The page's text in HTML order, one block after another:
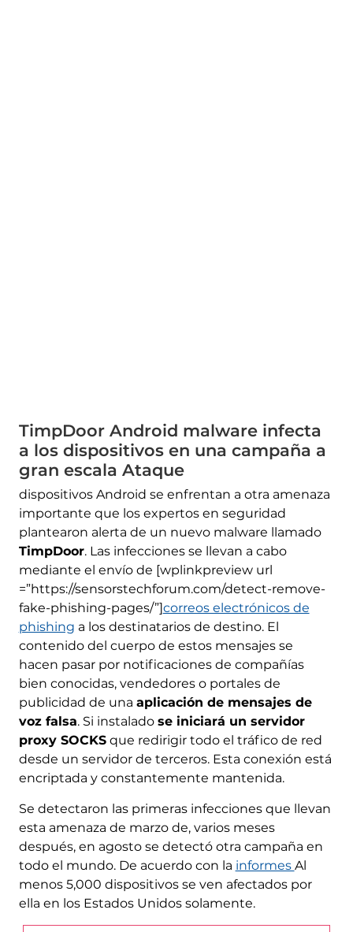
TimpDoor Android malware infecta
a los dispositivos en una campaña a
gran escala Ataque
dispositivos Android se enfrentan a otra amenaza
importante que los expertos en seguridad
plantearon alerta de un nuevo malware llamado
TimpDoor. Las infecciones se llevan a cabo
mediante el envío de [wplinkpreview url
=”https://sensorstechforum.com/detect-remove-
fake-phishing-pages/”]correos electrónicos de
phishing a los destinatarios de destino. El
contenido del cuerpo de estos mensajes se
hacen pasar por notificaciones de compañías
bien conocidas, vendedores o portales de
publicidad de una aplicación de mensajes de
voz falsa. Si instalado se iniciará un servidor
proxy SOCKSque redirigir todo el tráfico de red
desde un servidor de terceros. Esta conexión está
encriptada y constantemente mantenida.
Se detectaron las primeras infecciones que llevan
esta amenaza de marzo de, varios meses
después, en agosto se detectó otra campaña en
todo el mundo. De acuerdo con la informes Al
menos 5,000 dispositivos se ven afectados por
ella en los Estados Unidos solamente.